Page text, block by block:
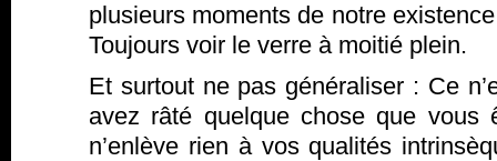
plusieurs moments de notre
Toujours voir le verre à moitié plein.
Et surtout ne pas généraliser : Ce
avez râté quelque chose que
n’enlève rien à vos qualités